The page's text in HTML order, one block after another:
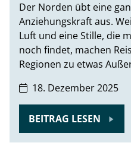
Der Norden übt eine
Anziehungskraft aus.
Luft und eine Stille, die
noch findet, machen
Regionen zu etwas
18. Dezember 2025
BEITRAG LESEN